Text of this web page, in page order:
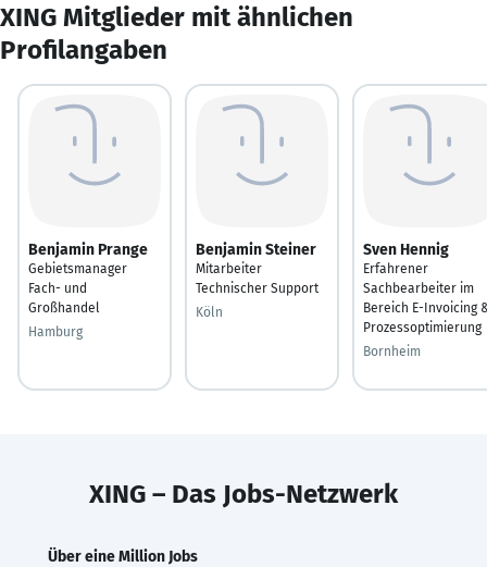
XING Mitglieder mit ähnlichen
Profilangaben
Benjamin Prange
Gebietsmanager
Fach- und
Großhandel
Hamburg
Benjamin Steiner
Mitarbeiter
Technischer Support
Köln
Sven Hennig
Erfahrener
Sachbearbeiter im
Bereich E-Invoicing
Prozessoptimierung
Bornheim
XING – Das Jobs-Netzwerk
Über eine Million Jobs